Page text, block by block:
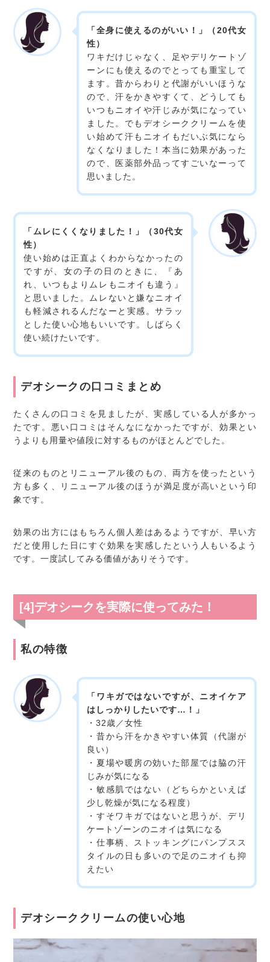
「全身に使えるのがいい！」（20代女
性）
ワキだけじゃなく、足やデリケートゾ
ーンにも使えるのでとっても重宝して
ます。昔からわりと代謝がいいほうな
ので、汗をかきやすくて、どうしても
いつもニオイや汗じみが気になってい
ました。でもデオシーククリームを使
い始めて汗もニオイもだいぶ気になら
なくなりました！本当に効果があった
ので、医薬部外品ってすごいなーって
思いました。
「ムレにくくなりました！」（30代女
性）
使い始めは正直よくわからなかったの
ですが、女の子の日のときに、『あ
れ、いつもよりムレもニオイも違う』
と思いました。ムレないと嫌なニオイ
も軽減されるんだなーと実感。サラッ
とした使い心地もいいです。しばらく
使い続けたいです。
デオシークの口コミまとめ
たくさんの口コミを見ましたが、実感している人が多かっ
たです。悪い口コミはそんなになかったですが、効果とい
うよりも用量や値段に対するものがほとんどでした。
従来のものとリニューアル後のもの、両方を使ったという
方も多く、リニューアル後のほうが満足度が高いという印
象です。
効果の出方にはもちろん個人差はあるようですが、早い方
だと使用した日にすぐ効果を実感したという人もいるよう
です。一度試してみる価値がありそうです。
[4]デオシークを実際に使ってみた！
私の特徴
「ワキガではないですが、ニオイケア
はしっかりしたいです…！」
・32歳／女性
・昔から汗をかきやすい体質（代謝が
良い）
・夏場や暖房の効いた部屋では脇の汗
じみが気になる
・敏感肌ではない（どちらかといえば
少し乾燥が気になる程度）
・すそワキガではないと思うが、デリ
ケートゾーンのニオイは気になる
・仕事柄、ストッキングにパンプスス
タイルの日も多いので足のニオイも抑
えたい
デオシーククリームの使い心地